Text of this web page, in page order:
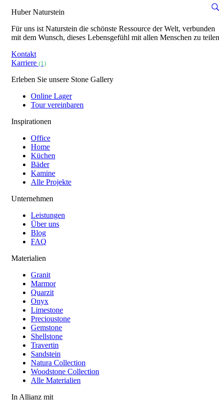
Huber Naturstein
Für uns ist Naturstein die schönste Ressource der Welt, verbunden
mit dem Wunsch, dieses Lebensgefühl mit allen Menschen zu
Kontakt
Karriere (1)
Erleben Sie unsere Stone Gallery
Online Lager
Tour vereinbaren
Inspirationen
Office
Home
Küchen
Bäder
Kamine
Alle Projekte
Unternehmen
Leistungen
Über uns
Blog
FAQ
Materialien
Granit
Marmor
Quarzit
Onyx
Limestone
Precioustone
Gemstone
Shellstone
Travertin
Sandstein
Natura Collection
Woodstone Collection
Alle Materialien
In Allianz mit